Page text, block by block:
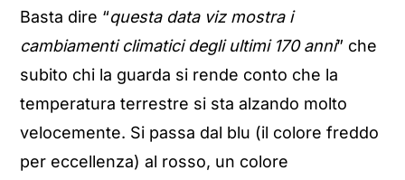
Basta dire “questa data viz mostra i
cambiamenti climatici degli ultimi 170 anni” che
subito chi la guarda si rende conto che la
temperatura terrestre si sta alzando molto
velocemente. Si passa dal blu (il colore freddo
per eccellenza) al rosso, un colore